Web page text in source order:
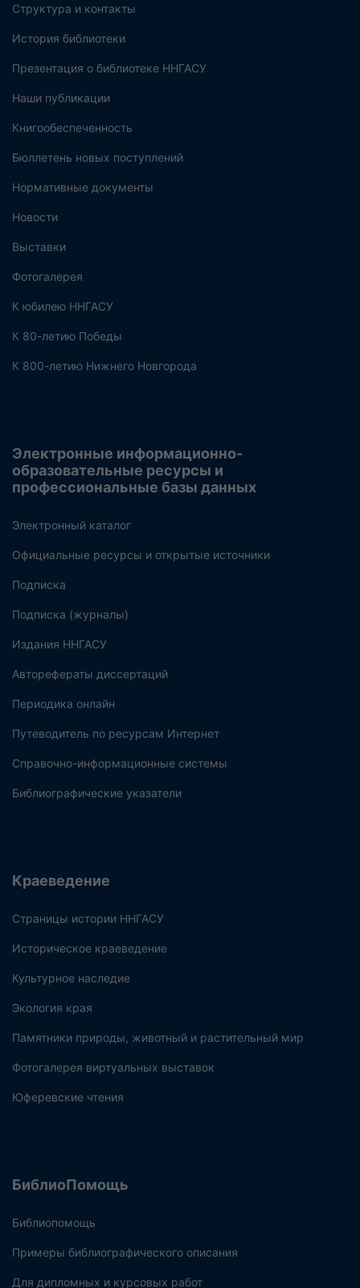
Структура и контакты
История библиотеки
Презентация о библиотеке ННГАСУ
Наши публикации
Книгообеспеченность
Бюллетень новых поступлений
Нормативные документы
Новости
Выставки
Фотогалерея
К юбилею ННГАСУ
К 80-летию Победы
К 800-летию Нижнего Новгорода
Электронные информационно-
образовательные ресурсы и
профессиональные базы данных
Электронный каталог
Официальные ресурсы и открытые источники
Подписка
Подписка (журналы)
Издания ННГАСУ
Авторефераты диссертаций
Периодика онлайн
Путеводитель по ресурсам Интернет
Справочно-информационные системы
Библиографические указатели
Краеведение
Страницы истории ННГАСУ
Историческое краеведение
Культурное наследие
Экология края
Памятники природы, животный и растительный мир
Фотогалерея виртуальных выставок
Юферевские чтения
БиблиоПомощь
Библиопомощь
Примеры библиографического описания
Для дипломных и курсовых работ